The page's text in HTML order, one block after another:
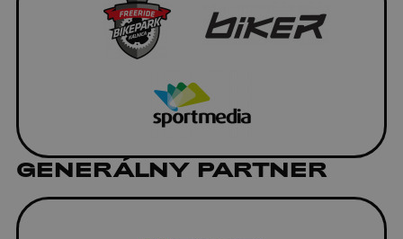
GENERÁLNY PARTNER